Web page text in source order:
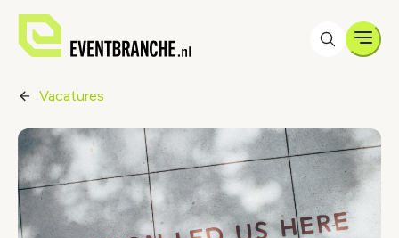
Vacatures